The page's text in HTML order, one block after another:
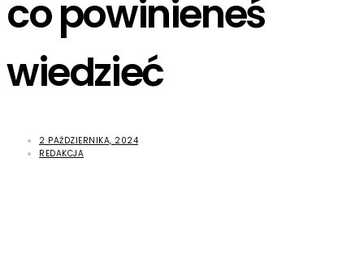
co powinieneś
wiedzieć
2 PAŹDZIERNIKA, 2024
REDAKCJA